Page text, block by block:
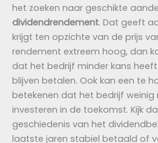
het zoeken naar geschikte
dividendrendement. Dat geeft
krijgt ten opzichte van de prijs
rendement extreem hoog, dan
dat het bedrijf minder kans
blijven betalen. Ook kan een te
betekenen dat het bedrijf
investeren in de toekomst. Kijk
geschiedenis van het
laatste jaren stabiel betaald of